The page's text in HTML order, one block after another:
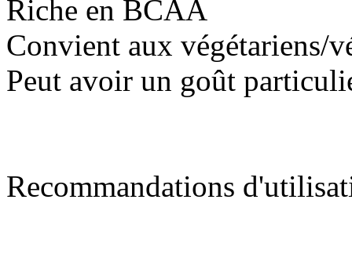
Riche en BCAA
Convient aux végétariens/
Peut avoir un goût
Recommandations